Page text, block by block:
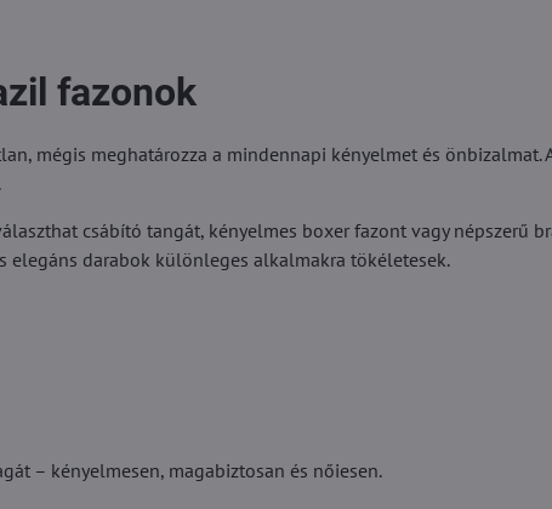
fazonok
mégis meghatározza a mindennapi kényelmet és
csábító tangát, kényelmes boxer fazont vagy népszerű
darabok különleges alkalmakra tökéletesek.
– kényelmesen, magabiztosan és nőiesen.